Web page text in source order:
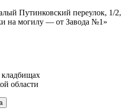
Путинковский переулок, 1/2,
на могилу — от Завода №1»
области